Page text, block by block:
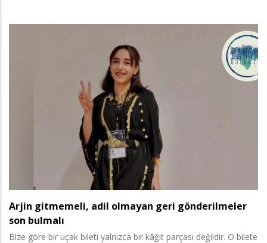
Arjin gitmemeli, adil olmayan geri gönderilmeler
son bulmalı
Bize göre bir uçak bileti yalnızca bir kâğıt parçası değildir. O bilete